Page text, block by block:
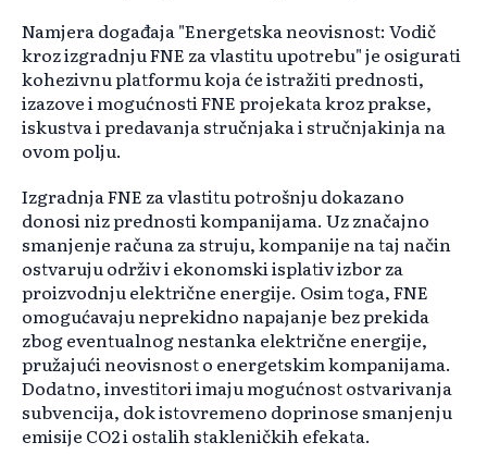
Namjera događaja "Energetska neovisnost: Vodič
kroz izgradnju FNE za vlastitu upotrebu" je osigurati
kohezivnu platformu koja će istražiti prednosti,
izazove i mogućnosti FNE projekata kroz prakse,
iskustva i predavanja stručnjaka i stručnjakinja na
ovom polju.
Izgradnja FNE za vlastitu potrošnju dokazano
donosi niz prednosti kompanijama. Uz značajno
smanjenje računa za struju, kompanije na taj način
ostvaruju održiv i ekonomski isplativ izbor za
proizvodnju električne energije. Osim toga, FNE
omogućavaju neprekidno napajanje bez prekida
zbog eventualnog nestanka električne energije,
pružajući neovisnost o energetskim kompanijama.
Dodatno, investitori imaju mogućnost ostvarivanja
subvencija, dok istovremeno doprinose smanjenju
emisije CO2 i ostalih stakleničkih efekata.